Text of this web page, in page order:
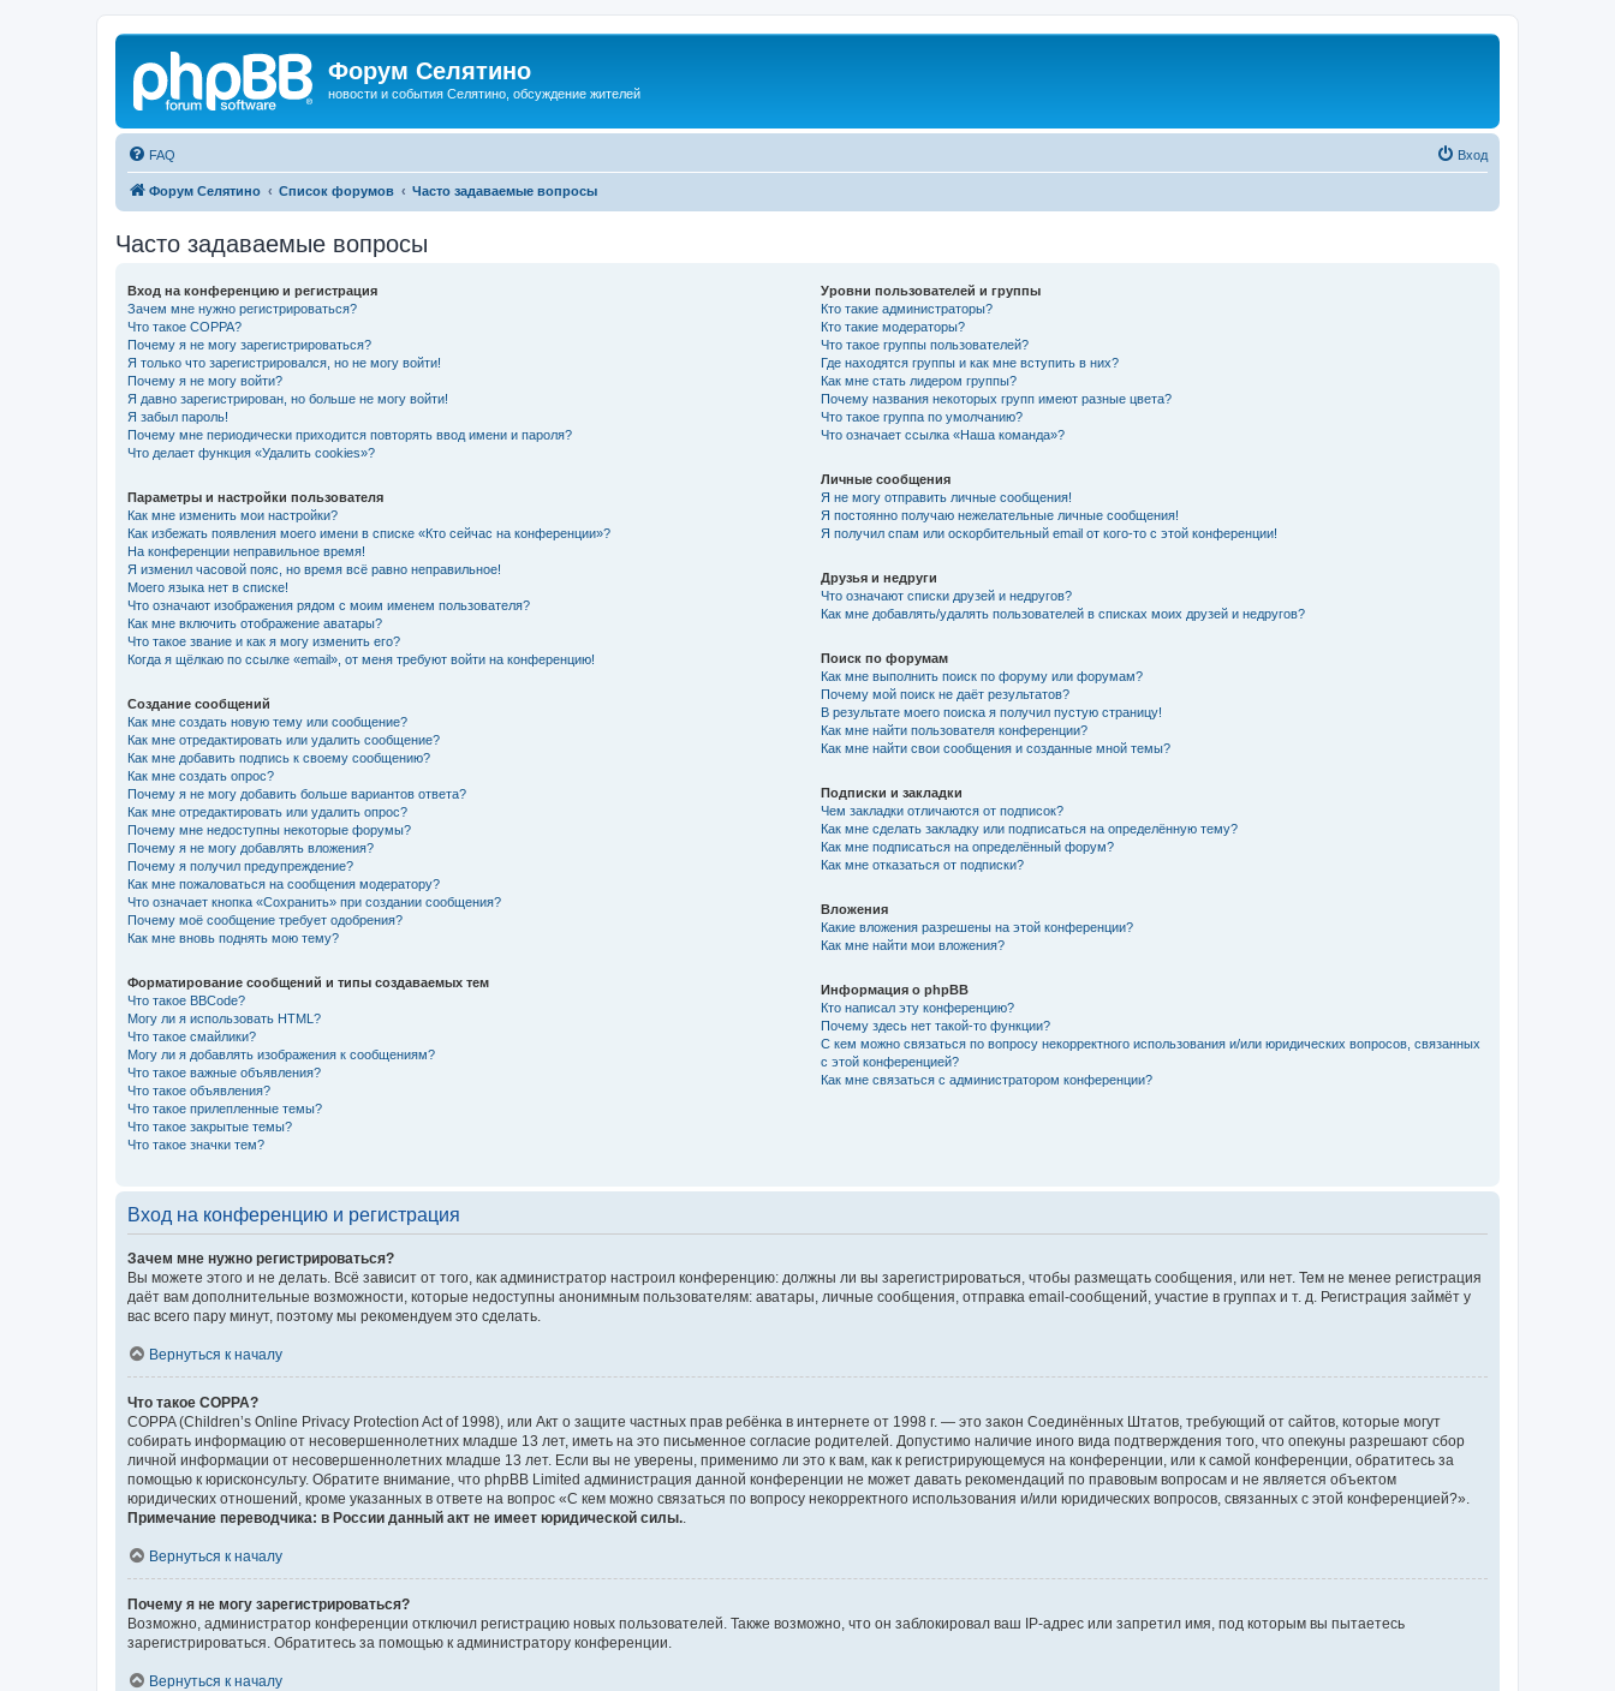
Форум Селятино
новости и события Селятино, обсуждение жителей
FAQ Вход
Форум Селятино Список форумов Часто задаваемые вопросы
Часто задаваемые вопросы
Вход на конференцию и регистрация
Зачем мне нужно регистрироваться?
Что такое COPPA?
Почему я не могу зарегистрироваться?
Я только что зарегистрировался, но не могу войти!
Почему я не могу войти?
Я давно зарегистрирован, но больше не могу войти!
Я забыл пароль!
Почему мне периодически приходится повторять ввод имени и пароля?
Что делает функция «Удалить cookies»?
Параметры и настройки пользователя
Как мне изменить мои настройки?
Как избежать появления моего имени в списке «Кто сейчас на конференции»?
На конференции неправильное время!
Я изменил часовой пояс, но время всё равно неправильное!
Моего языка нет в списке!
Что означают изображения рядом с моим именем пользователя?
Как мне включить отображение аватары?
Что такое звание и как я могу изменить его?
Когда я щёлкаю по ссылке «email», от меня требуют войти на конференцию!
Создание сообщений
Как мне создать новую тему или сообщение?
Как мне отредактировать или удалить сообщение?
Как мне добавить подпись к своему сообщению?
Как мне создать опрос?
Почему я не могу добавить больше вариантов ответа?
Как мне отредактировать или удалить опрос?
Почему мне недоступны некоторые форумы?
Почему я не могу добавлять вложения?
Почему я получил предупреждение?
Как мне пожаловаться на сообщения модератору?
Что означает кнопка «Сохранить» при создании сообщения?
Почему моё сообщение требует одобрения?
Как мне вновь поднять мою тему?
Форматирование сообщений и типы создаваемых тем
Что такое BBCode?
Могу ли я использовать HTML?
Что такое смайлики?
Могу ли я добавлять изображения к сообщениям?
Что такое важные объявления?
Что такое объявления?
Что такое прилепленные темы?
Что такое закрытые темы?
Что такое значки тем?
Уровни пользователей и группы
Кто такие администраторы?
Кто такие модераторы?
Что такое группы пользователей?
Где находятся группы и как мне вступить в них?
Как мне стать лидером группы?
Почему названия некоторых групп имеют разные цвета?
Что такое группа по умолчанию?
Что означает ссылка «Наша команда»?
Личные сообщения
Я не могу отправить личные сообщения!
Я постоянно получаю нежелательные личные сообщения!
Я получил спам или оскорбительный email от кого-то с этой конференции!
Друзья и недруги
Что означают списки друзей и недругов?
Как мне добавлять/удалять пользователей в списках моих друзей и недругов?
Поиск по форумам
Как мне выполнить поиск по форуму или форумам?
Почему мой поиск не даёт результатов?
В результате моего поиска я получил пустую страницу!
Как мне найти пользователя конференции?
Как мне найти свои сообщения и созданные мной темы?
Подписки и закладки
Чем закладки отличаются от подписок?
Как мне сделать закладку или подписаться на определённую тему?
Как мне подписаться на определённый форум?
Как мне отказаться от подписки?
Вложения
Какие вложения разрешены на этой конференции?
Как мне найти мои вложения?
Информация о phpBB
Кто написал эту конференцию?
Почему здесь нет такой-то функции?
С кем можно связаться по вопросу некорректного использования и/или юридических вопросов, связанных
с этой конференцией?
Как мне связаться с администратором конференции?
Вход на конференцию и регистрация
Зачем мне нужно регистрироваться?
Вы можете этого и не делать. Всё зависит от того, как администратор настроил конференцию: должны ли вы зарегистрироваться, чтобы размещать сообщения, или нет. Тем не менее регистрация
даёт вам дополнительные возможности, которые недоступны анонимным пользователям: аватары, личные сообщения, отправка email-сообщений, участие в группах и т. д. Регистрация займёт у
вас всего пару минут, поэтому мы рекомендуем это сделать.
Вернуться к началу
Что такое COPPA?
COPPA (Children’s Online Privacy Protection Act of 1998), или Акт о защите частных прав ребёнка в интернете от 1998 г. — это закон Соединённых Штатов, требующий от сайтов, которые могут
собирать информацию от несовершеннолетних младше 13 лет, иметь на это письменное согласие родителей. Допустимо наличие иного вида подтверждения того, что опекуны разрешают сбор
личной информации от несовершеннолетних младше 13 лет. Если вы не уверены, применимо ли это к вам, как к регистрирующемуся на конференции, или к самой конференции, обратитесь за
помощью к юрисконсульту. Обратите внимание, что phpBB Limited администрация данной конференции не может давать рекомендаций по правовым вопросам и не является объектом
юридических отношений, кроме указанных в ответе на вопрос «С кем можно связаться по вопросу некорректного использования и/или юридических вопросов, связанных с этой конференцией?».
Примечание переводчика: в России данный акт не имеет юридической силы.
Вернуться к началу
Почему я не могу зарегистрироваться?
Возможно, администратор конференции отключил регистрацию новых пользователей. Также возможно, что он заблокировал ваш IP-адрес или запретил имя, под которым вы пытаетесь
зарегистрироваться. Обратитесь за помощью к администратору конференции.
Вернуться к началу